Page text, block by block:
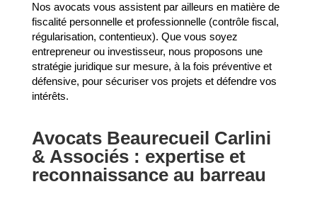
Nos avocats vous assistent par ailleurs en matière de
fiscalité personnelle et professionnelle (contrôle fiscal,
régularisation, contentieux). Que vous soyez
entrepreneur ou investisseur, nous proposons une
stratégie juridique sur mesure, à la fois préventive et
défensive, pour sécuriser vos projets et défendre vos
intérêts.
Avocats Beaurecueil Carlini
& Associés : expertise et
reconnaissance au barreau